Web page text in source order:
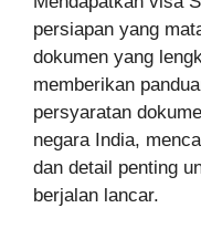
persiapan yang
dokumen yang
memberikan
persyaratan
negara India,
dan detail penting
berjalan lancar.